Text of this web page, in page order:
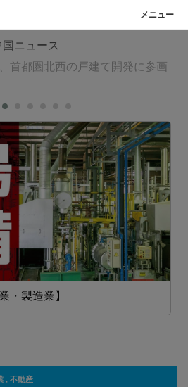
ニュース
首都圏北西の戸建て開発に参画
・製造業】
, 不動産